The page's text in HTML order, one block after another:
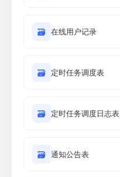
🗃 在线用户记录
🗃 定时任务调度表
🗃 定时任务调度日志表
🗃 通知公告表